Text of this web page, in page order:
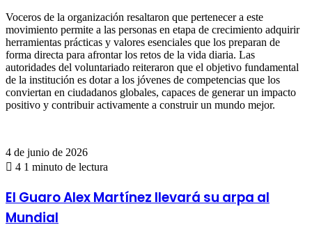
Voceros de la organización resaltaron que pertenecer a este
movimiento permite a las personas en etapa de crecimiento adquirir
herramientas prácticas y valores esenciales que los preparan de
forma directa para afrontar los retos de la vida diaria. Las
autoridades del voluntariado reiteraron que el objetivo fundamental
de la institución es dotar a los jóvenes de competencias que los
conviertan en ciudadanos globales, capaces de generar un impacto
positivo y contribuir activamente a construir un mundo mejor.
4 de junio de 2026
4 1 minuto de lectura
El
Guaro
Alex
El Guaro Alex Martínez llevará su arpa al
Mundial